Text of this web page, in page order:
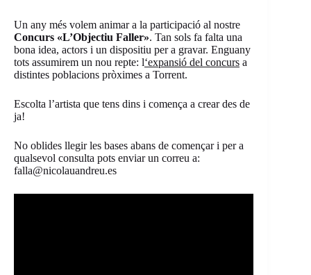
Un any més volem animar a la participació al nostre
Concurs «L’Objectiu Faller». Tan sols fa falta una
bona idea, actors i un dispositiu per a gravar. Enguany
tots assumirem un nou repte: l‘expansió del concurs a
distintes poblacions pròximes a Torrent.
Escolta l’artista que tens dins i comença a crear des de
ja!
No oblides llegir les bases abans de començar i per a
qualsevol consulta pots enviar un correu a:
falla@nicolauandreu.es